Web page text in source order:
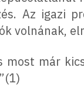
Az igazi
volnának,
most már